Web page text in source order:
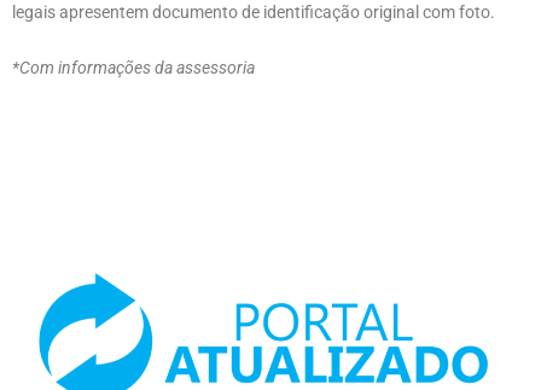
legais apresentem documento de identificação original com foto.
*Com informações da assessoria